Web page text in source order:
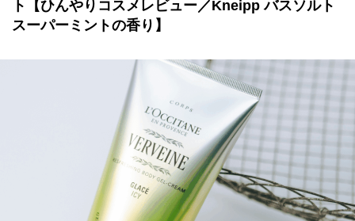
ト【ひんやりコスメレビュー／Kneipp バスソルト
スーパーミントの香り】